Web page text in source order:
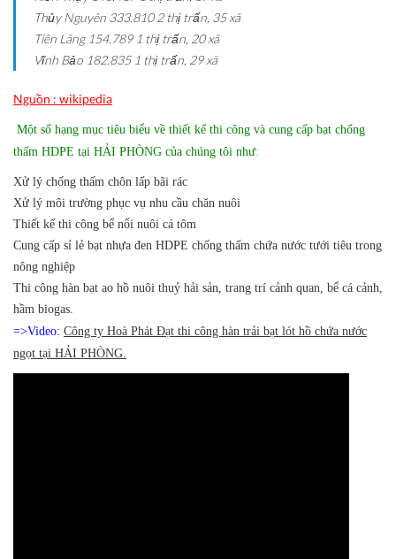
Thủy Nguyên 333.810 2 thị trấn, 35 xã
Tiên Lãng 154.789 1 thị trấn, 20 xã
Vĩnh Bảo 182.835 1 thị trấn, 29 xã
Nguồn : wikipedia
Một số hạng mục tiêu biểu về thiết kế thi công và cung cấp bạt chống
thấm HDPE tại HẢI PHÒNG của chúng tôi như:
Xử lý chống thấm chôn lấp bãi rác
Xử lý môi trường phục vụ nhu cầu chăn nuôi
Thiết kế thi công bể nổi nuôi cá tôm
Cung cấp sỉ lẻ bạt nhựa đen HDPE chống thấm chứa nước tưới tiêu trong
nông nghiệp
Thi công hàn bạt ao hồ nuôi thuỷ hải sản, trang trí cảnh quan, bể cá cảnh,
hầm biogas.
=>Video: Công ty Hoà Phát Đạt thi công hàn trải bạt lót hồ chứa nước
ngọt tại HẢI PHÒNG.